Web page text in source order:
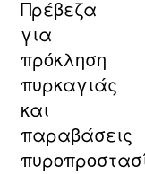
Πρέβεζα
για
πρόκληση
πυρκαγιάς
και
παραβάσεις